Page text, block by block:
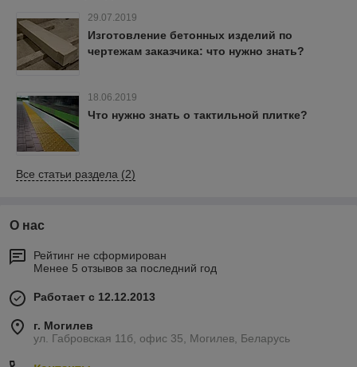
29.07.2019
Изготовление бетонных изделий по
чертежам заказчика: что нужно знать?
18.06.2019
Что нужно знать о тактильной плитке?
Все статьи раздела (2)
О нас
Рейтинг не сформирован
Менее 5 отзывов за последний год
Работает с 12.12.2013
г. Могилев
ул. Габровская 11б, офис 35, Могилев, Беларусь